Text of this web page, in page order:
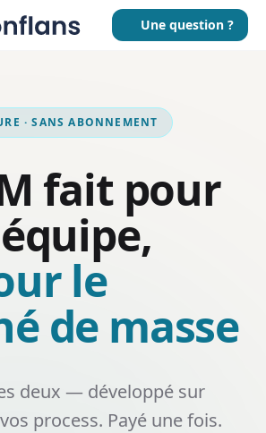
Une question ?
· SANS ABONNEMENT
fait pour
le
de masse
deux — développé sur
process. Payé une fois.